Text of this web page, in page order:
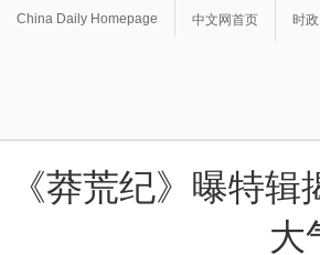
China Daily Homepage 中文网首页 时政
《莽荒纪》曝特
大